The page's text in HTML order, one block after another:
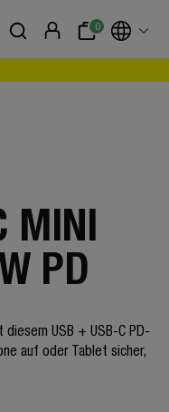
0
MINI
PD
USB + USB-C PD-
auf oder Tablet sicher,